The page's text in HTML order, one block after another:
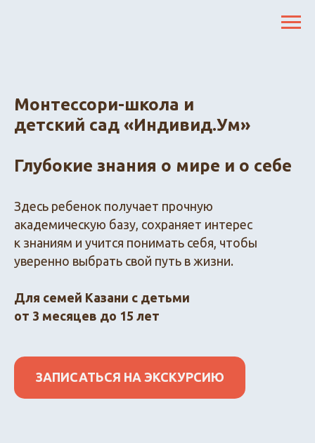
Монтессори-школа и
детский сад «Индивид.Ум»
Глубокие знания о мире и о себе
Здесь ребенок получает прочную
академическую базу, сохраняет интерес
к знаниям и учится понимать себя, чтобы
уверенно выбрать свой путь в жизни.
Для семей Казани с детьми
от 3 месяцев до 15 лет
ЗАПИСАТЬСЯ НА ЭКСКУРСИЮ